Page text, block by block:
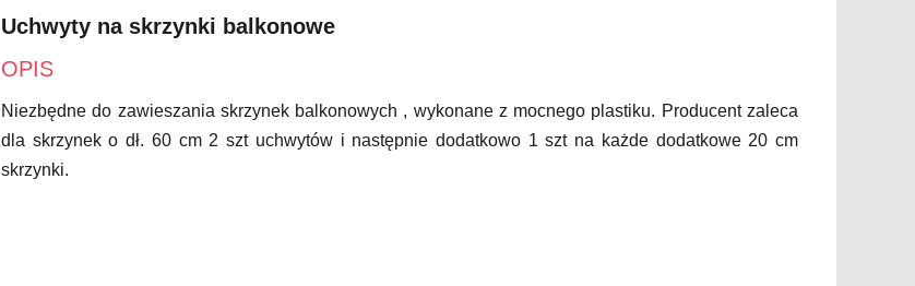
Uchwyty na skrzynki balkonowe
OPIS
Niezbędne do zawieszania skrzynek balkonowych , wykonane z mocnego plastiku. Producent zaleca
dla skrzynek o dł. 60 cm 2 szt uchwytów i następnie dodatkowo 1 szt na każde dodatkowe 20 cm
skrzynki.